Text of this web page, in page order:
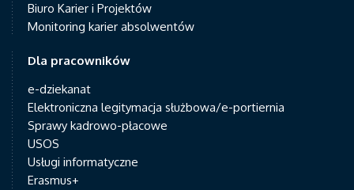
Biuro Karier i Projektów
Monitoring karier absolwentów
Dla pracowników
e-dziekanat
Elektroniczna legitymacja służbowa/e-portiernia
Sprawy kadrowo-płacowe
USOS
Usługi informatyczne
Erasmus+